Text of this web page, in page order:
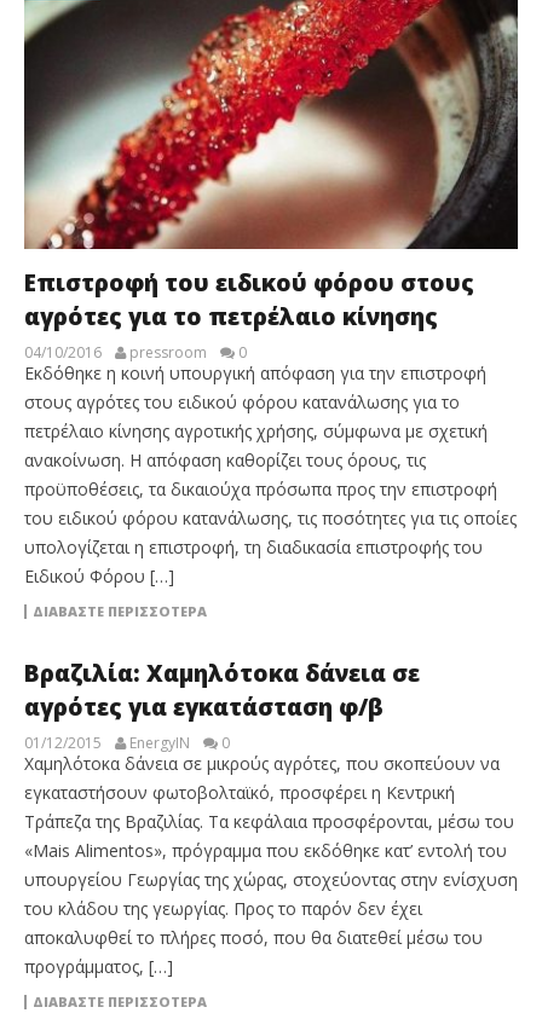
Επιστροφή του ειδικού φόρου στους
αγρότες για το πετρέλαιο κίνησης
04/10/2016 pressroom 0
Εκδόθηκε η κοινή υπουργική απόφαση για την επιστροφή
στους αγρότες του ειδικού φόρου κατανάλωσης για το
πετρέλαιο κίνησης αγροτικής χρήσης, σύμφωνα με σχετική
ανακοίνωση. Η απόφαση καθορίζει τους όρους, τις
προϋποθέσεις, τα δικαιούχα πρόσωπα προς την επιστροφή
του ειδικού φόρου κατανάλωσης, τις ποσότητες για τις οποίες
υπολογίζεται η επιστροφή, τη διαδικασία επιστροφής του
Ειδικού Φόρου […]
ΔΙΑΒΆΣΤΕ ΠΕΡΙΣΣΌΤΕΡΑ
Βραζιλία: Χαμηλότοκα δάνεια σε
αγρότες για εγκατάσταση φ/β
01/12/2015 EnergyIN 0
Χαμηλότοκα δάνεια σε μικρούς αγρότες, που σκοπεύουν να
εγκαταστήσουν φωτοβολταϊκό, προσφέρει η Κεντρική
Τράπεζα της Βραζιλίας. Τα κεφάλαια προσφέρονται, μέσω του
«Mais Alimentos», πρόγραμμα που εκδόθηκε κατ’ εντολή του
υπουργείου Γεωργίας της χώρας, στοχεύοντας στην ενίσχυση
του κλάδου της γεωργίας. Προς το παρόν δεν έχει
αποκαλυφθεί το πλήρες ποσό, που θα διατεθεί μέσω του
προγράμματος, […]
ΔΙΑΒΆΣΤΕ ΠΕΡΙΣΣΌΤΕΡΑ